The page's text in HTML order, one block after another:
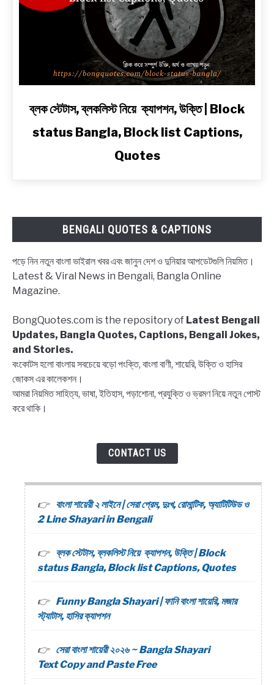
অ্যাটিটিউড
link
Bangla,
Block
list
Quotes
ব্লক স্টেটাস, ব্লকলিস্ট নিয়ে ক্যাপশন, উক্তি | Block
status Bangla, Block list Captions,
Quotes
BENGALI QUOTES & CAPTIONS
পড়ে নিন নতুন বাংলা ভাইরাল খবর এবং জানুন দেশ ও দুনিয়ার আপডেটগুলি নিয়মিত।
Latest & Viral News in Bengali, Bangla Online
Magazine.
BongQuotes.com is the repository of Latest Bengali
Updates, Bangla Quotes, Captions, Bengali Jokes,
and Stories.
বংকোটস হলো বাংলায় সবচেয়ে বড়ো পংক্তি, বাংলা বাণী, শায়েরি, উক্তি ও হাসির
জোকস এর কালেকশন।
আমরা নিয়মিত সাহিত্য, ভাষা, ইতিহাস, পড়াশোনা, প্রযুক্তি ও ভ্রমণ নিয়ে নতুন পোস্ট
করে থাকি।
CONTACT US
বাংলা শায়েরী ২ লাইনে | সেরা প্রেম, দুঃখ, রোমান্টিক, অ্যাটিটিউড ও
2 Line Shayari in Bengali
ব্লক স্টেটাস, ব্লকলিস্ট নিয়ে ক্যাপশন, উক্তি | Block
status Bangla, Block list Captions, Quotes
Funny Bangla Shayari | ফানি বাংলা শায়েরি, মজার
স্ট্যাটাস, হাসির ক্যাপশন
সেরা বাংলা শায়েরী ২০২৬ ~ Bangla Shayari
Text Copy and Paste Free